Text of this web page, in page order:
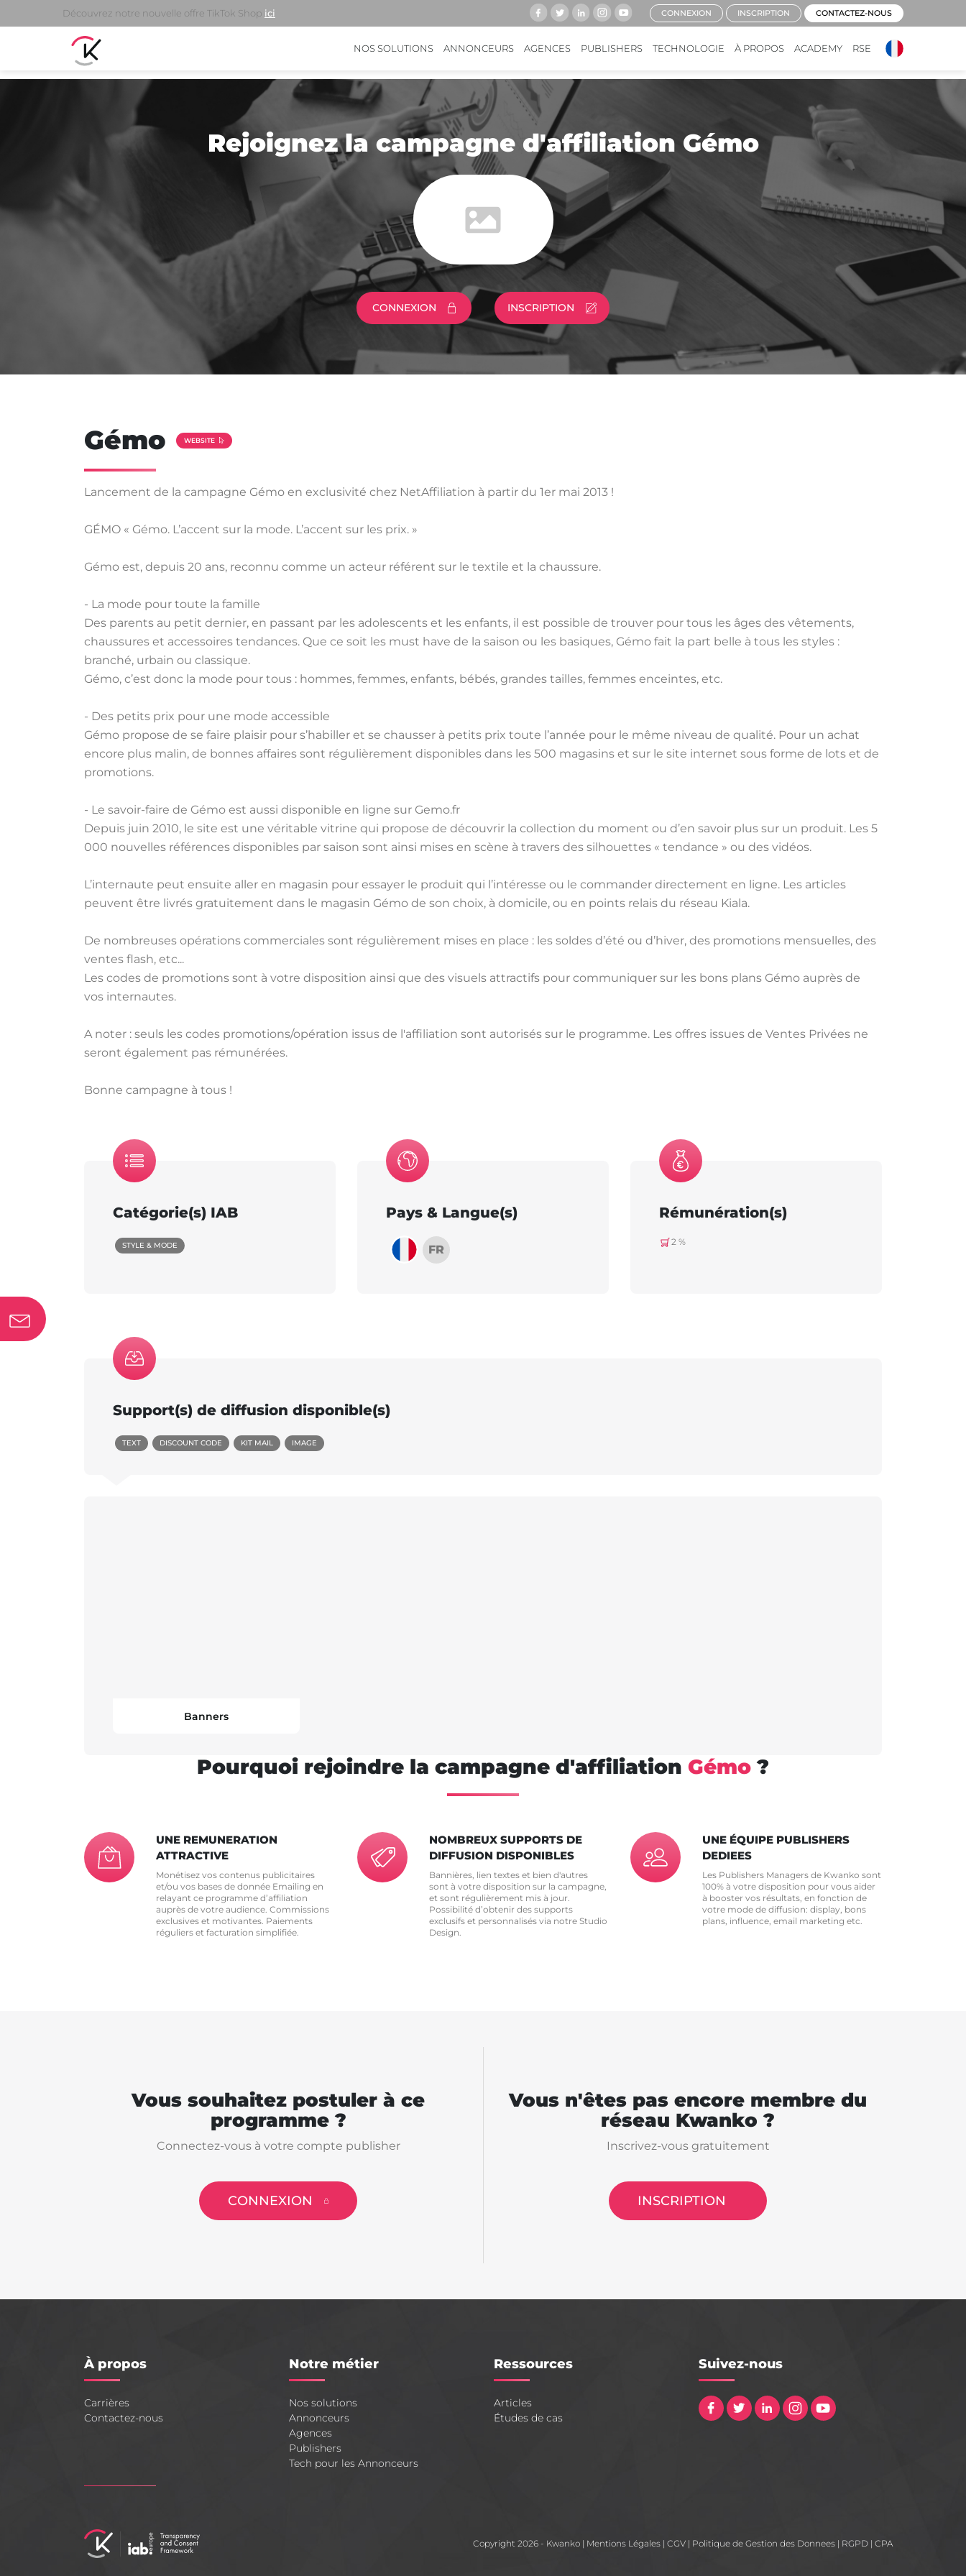
NOS SOLUTIONS ANNONCEURS AGENCES PUBLISHERS TECHNOLOGIE À PROPOS ACADEMY RSE
Découvrez notre nouvelle offre TikTok Shop ici CONNEXION INSCRIPTION CONTACTEZ-NOUS
Rejoignez la campagne d'affiliation Gémo
CONNEXION INSCRIPTION
Gémo WEBSITE
Lancement de la campagne Gémo en exclusivité chez NetAffiliation à partir du 1er mai 2013 !
GÉMO « Gémo. L’accent sur la mode. L’accent sur les prix. »
Gémo est, depuis 20 ans, reconnu comme un acteur référent sur le textile et la chaussure.
- La mode pour toute la famille
Des parents au petit dernier, en passant par les adolescents et les enfants, il est possible de trouver pour tous les âges des vêtements,
chaussures et accessoires tendances. Que ce soit les must have de la saison ou les basiques, Gémo fait la part belle à tous les styles :
branché, urbain ou classique.
Gémo, c’est donc la mode pour tous : hommes, femmes, enfants, bébés, grandes tailles, femmes enceintes, etc.
- Des petits prix pour une mode accessible
Gémo propose de se faire plaisir pour s’habiller et se chausser à petits prix toute l’année pour le même niveau de qualité. Pour un achat
encore plus malin, de bonnes affaires sont régulièrement disponibles dans les 500 magasins et sur le site internet sous forme de lots et de
promotions.
- Le savoir-faire de Gémo est aussi disponible en ligne sur Gemo.fr
Depuis juin 2010, le site est une véritable vitrine qui propose de découvrir la collection du moment ou d’en savoir plus sur un produit. Les 5
000 nouvelles références disponibles par saison sont ainsi mises en scène à travers des silhouettes « tendance » ou des vidéos.
L’internaute peut ensuite aller en magasin pour essayer le produit qui l’intéresse ou le commander directement en ligne. Les articles
peuvent être livrés gratuitement dans le magasin Gémo de son choix, à domicile, ou en points relais du réseau Kiala.
De nombreuses opérations commerciales sont régulièrement mises en place : les soldes d’été ou d’hiver, des promotions mensuelles, des
ventes flash, etc...
Les codes de promotions sont à votre disposition ainsi que des visuels attractifs pour communiquer sur les bons plans Gémo auprès de
vos internautes.
A noter : seuls les codes promotions/opération issus de l'affiliation sont autorisés sur le programme. Les offres issues de Ventes Privées ne
seront également pas rémunérées.
Bonne campagne à tous !
Catégorie(s) IAB
STYLE & MODE
Pays & Langue(s)
FR
Rémunération(s)
2 %
Support(s) de diffusion disponible(s)
TEXT DISCOUNT CODE KIT MAIL IMAGE
Banners
Pourquoi rejoindre la campagne d'affiliation Gémo ?
UNE REMUNERATION
ATTRACTIVE
Monétisez vos contenus publicitaires
et/ou vos bases de donnée Emailing en
relayant ce programme d’affiliation
auprès de votre audience. Commissions
exclusives et motivantes. Paiements
réguliers et facturation simplifiée.
NOMBREUX SUPPORTS DE
DIFFUSION DISPONIBLES
Bannières, lien textes et bien d'autres
sont à votre disposition sur la campagne,
et sont régulièrement mis à jour.
Possibilité d’obtenir des supports
exclusifs et personnalisés via notre Studio
Design.
UNE ÉQUIPE PUBLISHERS
DEDIEES
Les Publishers Managers de Kwanko sont
100% à votre disposition pour vous aider
à booster vos résultats, en fonction de
votre mode de diffusion: display, bons
plans, influence, email marketing etc.
Vous souhaitez postuler à ce
programme ?
Connectez-vous à votre compte publisher
CONNEXION
Vous n'êtes pas encore membre du
réseau Kwanko ?
Inscrivez-vous gratuitement
INSCRIPTION
À propos
Carrières
Contactez-nous
Notre métier
Nos solutions
Annonceurs
Agences
Publishers
Tech pour les Annonceurs
Ressources
Articles
Études de cas
Suivez-nous
Copyright 2026 - Kwanko | Mentions Légales | CGV | Politique de Gestion des Donnees | RGPD | CPA